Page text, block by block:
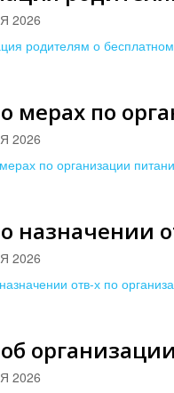
2026
родителям о
мерах по
2026
по организации
назначении
2026
отв-х по
2026